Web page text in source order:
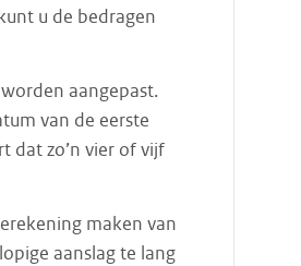
u de bedragen
aangepast.
van de eerste
dat zo’n vier of vijf
maken van
aanslag te lang